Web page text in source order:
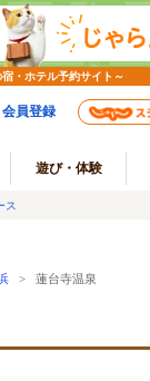
・ホテル予約サイト～
会員登録
遊び・体験
ス
> 蓮台寺温泉